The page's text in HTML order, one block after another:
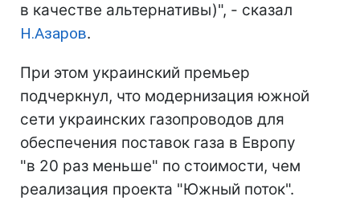
в качестве альтернативы)", - сказал
Н.Азаров.
При этом украинский премьер
подчеркнул, что модернизация южной
сети украинских газопроводов для
обеспечения поставок газа в Европу
"в 20 раз меньше" по стоимости, чем
реализация проекта "Южный поток".